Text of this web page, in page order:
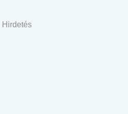
Hirdetés